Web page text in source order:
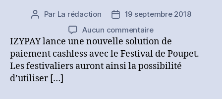
Auteur
l’article
Par La rédaction
Date
l’article
19 septembre 2018
Aucun commentairesur
[Communiqué]
IZYPAY
lance
IZYPAY lance une nouvelle solution de
paiement cashless avec le Festival de Poupet.
Les festivaliers auront ainsi la possibilité
d’utiliser […]